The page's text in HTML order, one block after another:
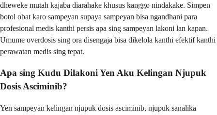
dheweke mutah kajaba diarahake khusus kanggo nindakake. Simpen
botol obat karo sampeyan supaya sampeyan bisa ngandhani para
profesional medis kanthi persis apa sing sampeyan lakoni lan kapan.
Umume overdosis sing ora disengaja bisa dikelola kanthi efektif kanthi
perawatan medis sing tepat.
Apa sing Kudu Dilakoni Yen Aku Kelingan Njupuk
Dosis Asciminib?
Yen sampeyan kelingan njupuk dosis asciminib, njupuk sanalika